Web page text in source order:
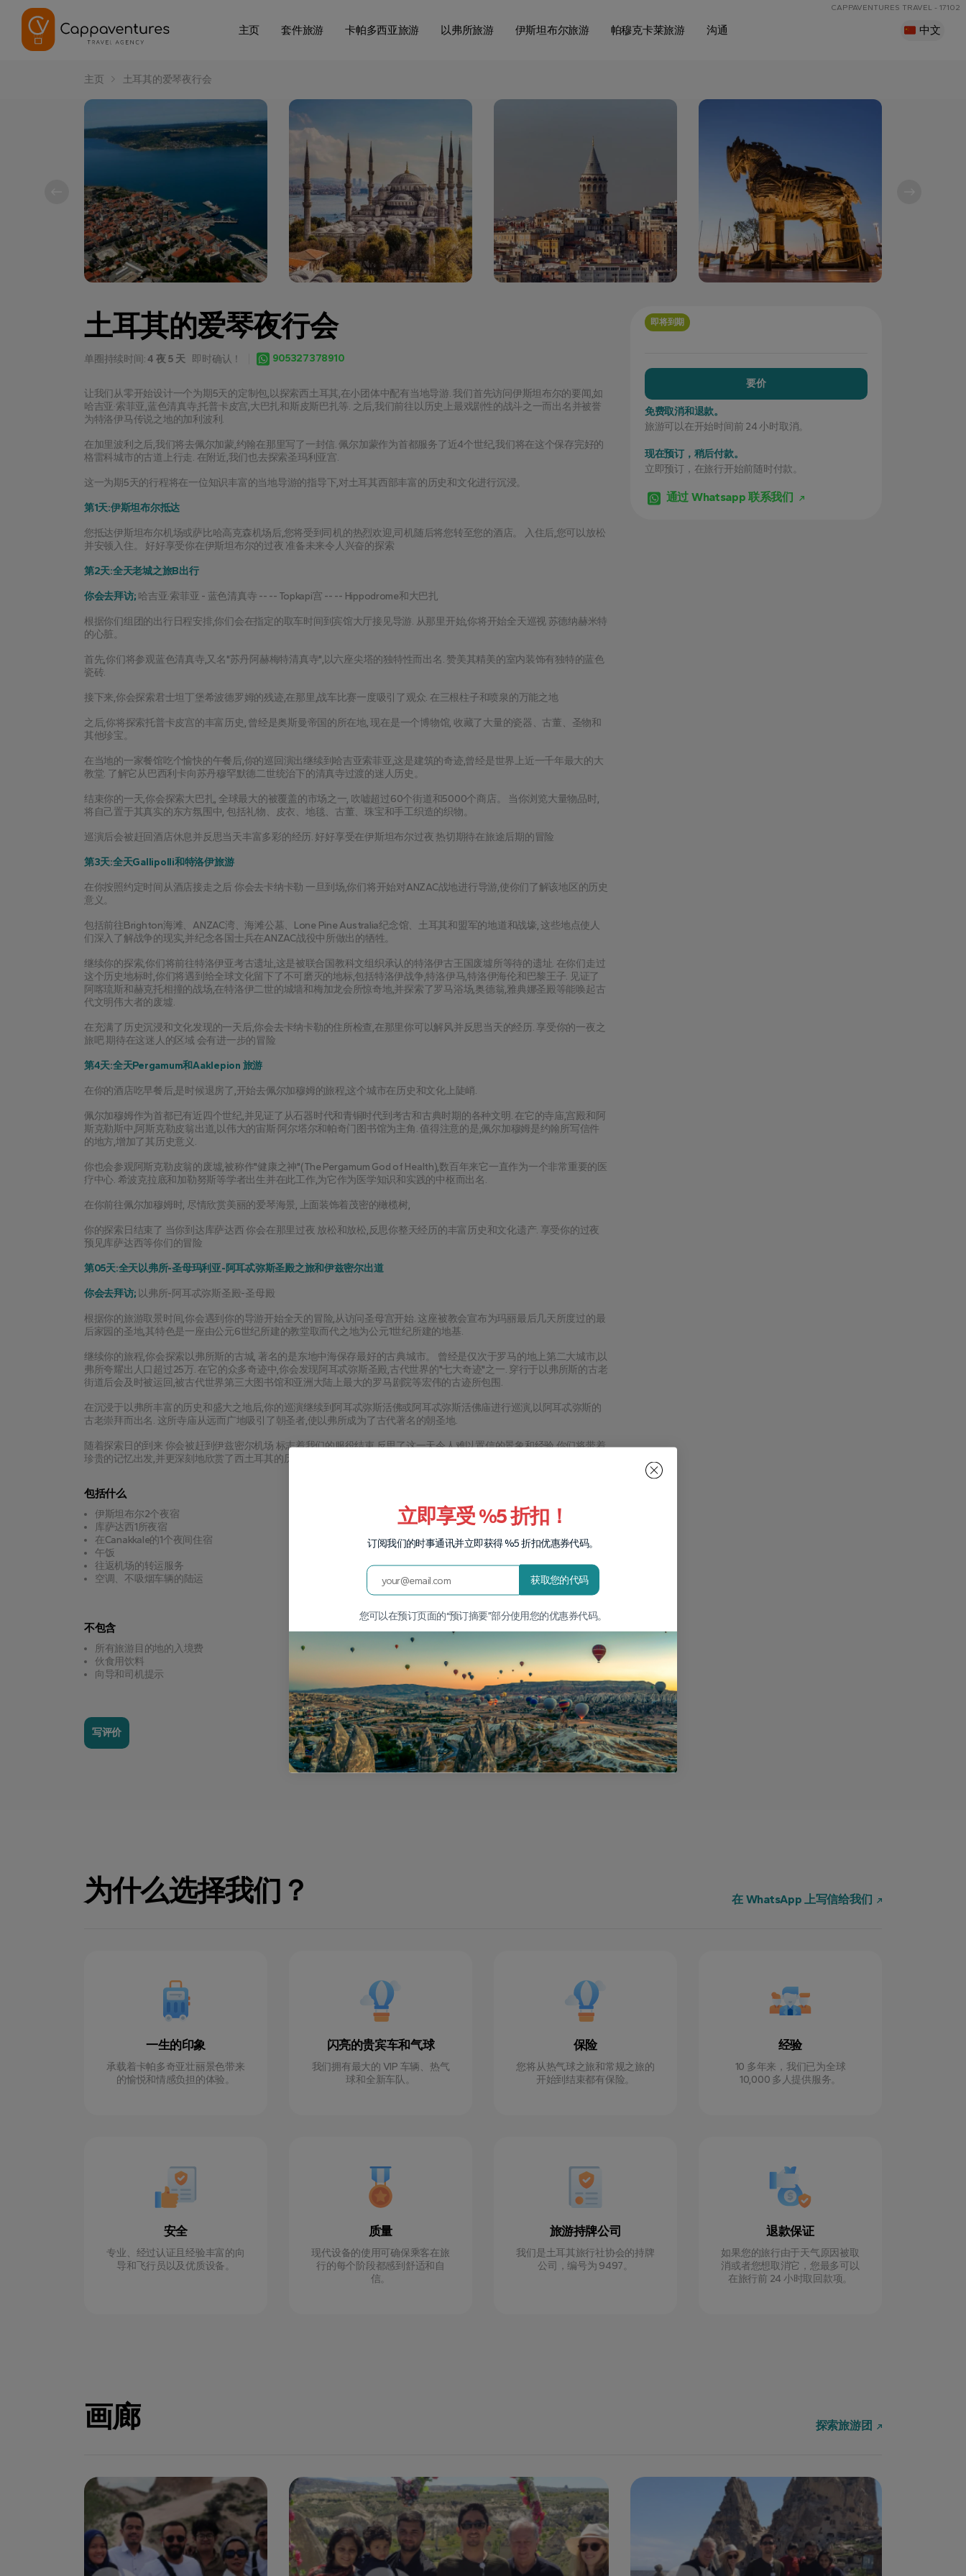
CAPPAVENTURES TRAVEL - 17102
主页 套件旅游 卡帕多西亚旅游 以弗所旅游 伊斯坦布尔旅游 帕穆克卡莱旅游 沟通 中文
主页 土耳其的爱琴夜行会
土耳其的爱琴夜行会
单圈持续时间:4 夜 5 天 即时确认！ 905327378910
让我们从零开始设计一个为期5天的定制包,以探索西土耳其,在小团体中配有当地导游. 我们首先访问伊斯坦布尔的要闻,如
哈吉亚·索菲亚,蓝色清真寺,托普卡皮宫,大巴扎和斯皮斯巴扎等. 之后,我们前往以历史上最戏剧性的战斗之一而出名并被誉
为特洛伊马传说之地的加利波利.
在加里波利之后,我们将去佩尔加蒙,约翰在那里写了一封信. 佩尔加蒙作为首都服务了近4个世纪,我们将在这个保存完好的
格雷科城市的古道上行走. 在附近,我们也去探索圣玛利亚宫.
这一为期5天的行程将在一位知识丰富的当地导游的指导下,对土耳其西部丰富的历史和文化进行沉浸。
第1天:伊斯坦布尔抵达
您抵达伊斯坦布尔机场或萨比哈高克森机场后,您将受到司机的热烈欢迎,司机随后将您转至您的酒店。 入住后,您可以放松
并安顿入住。 好好享受你在伊斯坦布尔的过夜 准备未来令人兴奋的探索
第2天:全天老城之旅B出行
你会去拜访; 哈吉亚·索菲亚 - 蓝色清真寺 -- -- Topkapi宫 -- -- Hippodrome和大巴扎
根据你们组团的出行日程安排,你们会在指定的取车时间到宾馆大厅接见导游. 从那里开始,你将开始全天巡视 苏德纳赫米特
的心脏。
首先,你们将参观蓝色清真寺,又名"苏丹阿赫梅特清真寺",以六座尖塔的独特性而出名. 赞美其精美的室内装饰有独特的蓝色
瓷砖.
接下来,你会探索君士坦丁堡希波德罗姆的残迹,在那里,战车比赛一度吸引了观众. 在三根柱子和喷泉的万能之地
之后,你将探索托普卡皮宫的丰富历史, 曾经是奥斯曼帝国的所在地, 现在是一个博物馆, 收藏了大量的瓷器、古董、圣物和
其他珍宝。
在当地的一家餐馆吃个愉快的午餐后,你的巡回演出继续到哈吉亚索菲亚,这是建筑的奇迹,曾经是世界上近一千年最大的大
教堂. 了解它从巴西利卡向苏丹穆罕默德二世统治下的清真寺过渡的迷人历史。
结束你的一天,你会探索大巴扎, 全球最大的被覆盖的市场之一, 吹嘘超过60个街道和5000个商店。 当你浏览大量物品时,
将自己置于其真实的东方氛围中, 包括礼物、皮衣、地毯、古董、珠宝和手工织造的织物。
巡演后会被赶回酒店休息并反思当天丰富多彩的经历. 好好享受在伊斯坦布尔过夜 热切期待在旅途后期的冒险
第3天:全天Gallipolli和特洛伊旅游
在你按照约定时间从酒店接走之后 你会去卡纳卡勒 一旦到场,你们将开始对ANZAC战地进行导游,使你们了解该地区的历史
意义。
包括前往Brighton海滩、ANZAC湾、海滩公墓、Lone Pine Australia纪念馆、土耳其和盟军的地道和战壕, 这些地点使人
们深入了解战争的现实,并纪念各国士兵在ANZAC战役中所做出的牺牲。
继续你的探索,你们将前往特洛伊亚考古遗址,这是被联合国教科文组织承认的特洛伊古王国废墟所等待的遗址. 在你们走过
这个历史地标时,你们将遇到给全球文化留下了不可磨灭的地标,包括特洛伊战争,特洛伊马,特洛伊海伦和巴黎王子. 见证了
阿喀琉斯和赫克托相撞的战场,在特洛伊二世的城墙和梅加龙会所惊奇地,并探索了罗马浴场,奥德翁,雅典娜圣殿等能唤起古
代文明伟大者的废墟.
在充满了历史沉浸和文化发现的一天后,你会去卡纳卡勒的住所检查,在那里你可以解风并反思当天的经历. 享受你的一夜之
旅吧 期待在这迷人的区域 会有进一步的冒险
第4天:全天Pergamum和Aaklepion 旅游
在你的酒店吃早餐后,是时候退房了,开始去佩尔加穆姆的旅程,这个城市在历史和文化上陡峭.
佩尔加穆姆作为首都已有近四个世纪,并见证了从石器时代和青铜时代到考古和古典时期的各种文明. 在它的寺庙,宫殿和阿
斯克勒斯中,阿斯克勒皮翁出道,以伟大的宙斯·阿尔塔尔和帕奇门图书馆为主角. 值得注意的是,佩尔加穆姆是约翰所写信件
的地方,增加了其历史意义.
你也会参观阿斯克勒皮翁的废墟,被称作"健康之神"(The Pergamum God of Health),数百年来它一直作为一个非常重要的医
疗中心. 希波克拉底和加勒努斯等学者出生并在此工作,为它作为医学知识和实践的中枢而出名.
在你前往佩尔加穆姆时, 尽情欣赏美丽的爱琴海景, 上面装饰着茂密的橄榄树,
你的探索日结束了 当你到达库萨达西 你会在那里过夜 放松和放松,反思你整天经历的丰富历史和文化遗产. 享受你的过夜
预见库萨达西等你们的冒险
第05天:全天以弗所-圣母玛利亚-阿耳忒弥斯圣殿之旅和伊兹密尔出道
你会去拜访; 以弗所-阿耳忒弥斯圣殿-圣母殿
根据你的旅游取景时间,你会遇到你的导游开始全天的冒险,从访问圣母宫开始. 这座被教会宣布为玛丽最后几天所度过的最
后家园的圣地,其特色是一座由公元6世纪所建的教堂取而代之地为公元1世纪所建的地基.
继续你的旅程,你会探索以弗所斯的古城, 著名的是东地中海保存最好的古典城市。 曾经是仅次于罗马的地上第二大城市,以
弗所夸耀出人口超过25万. 在它的众多奇迹中,你会发现阿耳忒弥斯圣殿,古代世界的"七大奇迹"之一. 穿行于以弗所斯的古老
街道后会及时被运回,被古代世界第三大图书馆和亚洲大陆上最大的罗马剧院等宏伟的古迹所包围.
在沉浸于以弗所丰富的历史和盛大之地后,你的巡演继续到阿耳忒弥斯活佛或阿耳忒弥斯活佛庙进行巡演,以阿耳忒弥斯的
古老崇拜而出名. 这所寺庙从远而广地吸引了朝圣者,使以弗所成为了古代著名的朝圣地.
随着探索日的到来 你会被赶到伊兹密尔机场 标志着我们的服役结束 反思了这一天令人难以置信的景象和经验,你们将带着
珍贵的记忆出发,并更深刻地欣赏了西土耳其的历史和文化意义.
包括什么
伊斯坦布尔2个夜宿
库萨达西1所夜宿
在Canakkale的1个夜间住宿
午饭
往返机场的转运服务
空调、不吸烟车辆的陆运
不包含
所有旅游目的地的入境费
伙食用饮料
向导和司机提示
写评价
即将到期
要价
免费取消和退款。
旅游可以在开始时间前 24 小时取消。
现在预订，稍后付款。
立即预订，在旅行开始前随时付款。
通过 Whatsapp 联系我们
为什么选择我们？ 在 WhatsApp 上写信给我们
一生的印象
承载着卡帕多奇亚壮丽景色带来
的愉悦和情感负担的体验。
闪亮的贵宾车和气球
我们拥有最大的 VIP 车辆、热气
球和全新车队。
保险
您将从热气球之旅和常规之旅的
开始到结束都有保险。
经验
10 多年来，我们已为全球
10,000 多人提供服务。
安全
专业、经过认证且经验丰富的向
导和飞行员以及优质设备。
质量
现代设备的使用可确保乘客在旅
行的每个阶段都感到舒适和自
信。
旅游持牌公司
我们是土耳其旅行社协会的持牌
公司，编号为 9497。
退款保证
如果您的旅行由于天气原因被取
消或者您想取消它，您最多可以
在旅行前 24 小时取回款项。
画廊 探索旅游团
立即享受 %5 折扣！
订阅我们的时事通讯并立即获得 %5 折扣优惠券代码。
获取您的代码
您可以在预订页面的“预订摘要”部分使用您的优惠券代码。